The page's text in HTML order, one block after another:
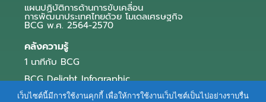
แผนปฏิบัติการด้านการขับเคลื่อน
การพัฒนาประเทศไทยด้วย โมเดลเศรษฐกิจ
BCG พ.ศ. 2564-2570
คลังความรู้
1 นาทีกับ BCG
BCG Delight Infographic
สื่อประชาสัมพันธ์
เว็บไซต์นี้มีการใช้งานคุกกี้ เพื่อให้การใช้งานเว็บไซต์เป็นไปอย่างราบรื่น